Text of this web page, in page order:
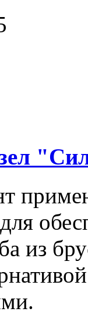
из